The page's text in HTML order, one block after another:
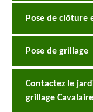
Pose de clôture
Pose de grillage
Contactez le
grillage